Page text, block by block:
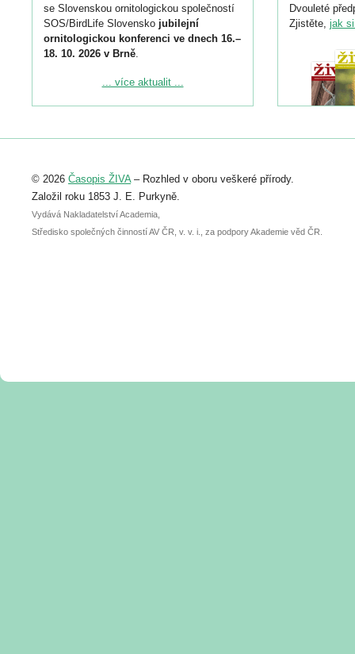
se Slovenskou ornitologickou společností
SOS/BirdLife Slovensko jubilejní
ornitologickou konferenci ve dnech 16.–
18. 10. 2026 v Brně.
Podrobnější informace ke konferenci
Registrovat se můžete do 6. září.
abstraktu přihlášené přednášky nebo
posteru je už 30. června.
... více aktualit ...
Dvouleté
Zjistěte, jak
© 2026 Časopis ŽIVA– Rozhled v oboru veškeré přírody.
Založil roku 1853 J. E. Purkyně.
Vydává Nakladatelství Academia,
Středisko společných činností AV ČR, v. v. i., za podpory Akademie věd ČR.